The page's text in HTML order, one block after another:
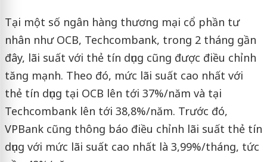
Tại một số ngân hàng thương mại cổ phần tư
nhân như OCB, Techcombank, trong 2 tháng gần
đây, lãi suất với thẻ tín dụng cũng được điều chỉnh
tăng mạnh. Theo đó, mức lãi suất cao nhất với
thẻ tín dụng tại OCB lên tới 37%/năm và tại
Techcombank lên tới 38,8%/năm. Trước đó,
VPBank cũng thông báo điều chỉnh lãi suất thẻ tín
dụng với mức lãi suất cao nhất là 3,99%/tháng, tức